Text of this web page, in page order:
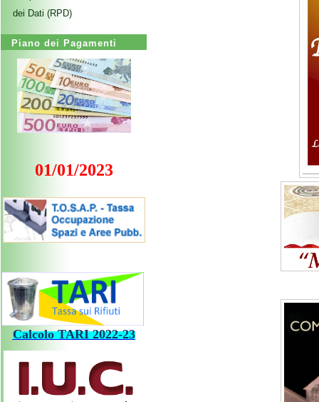
dei Dati (RPD)
Piano dei Pagamenti
01/01/2023
CalcoloTARI2022-23